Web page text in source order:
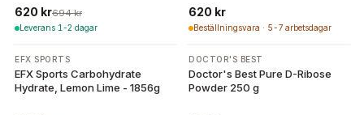
620 kr694 kr
Leverans 1-2 dagar
620 kr
Beställningsvara · 5-7 arbetsdagar
- 12%
EFX SPORTS
EFX Sports Carbohydrate
Hydrate, Lemon Lime - 1856g
DOCTOR'S BEST
Doctor's Best Pure D-Ribose
Powder 250 g